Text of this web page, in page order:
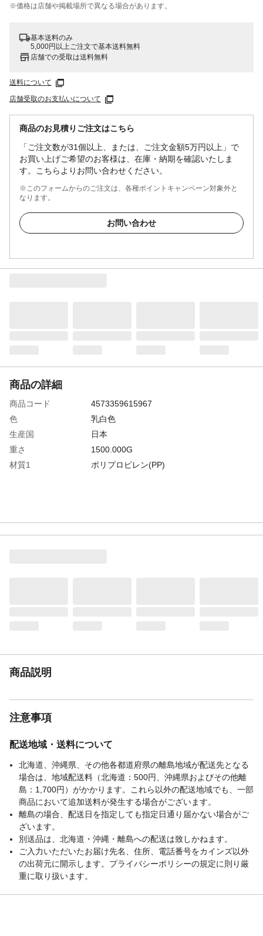
※価格は​店舗や​掲載場所で​異なる​場合が​あります。
基本送料のみ
5,000円以上ご注文で基本送料無料
店舗での受取は送料無料
送料について
店舗受取のお支払いについて
商品のお見積りご注文はこちら
「ご注文数が31個以上、または、ご注文金額5万円以上」で
お買い上げご希望のお客様は、在庫・納期を確認いたしま
す。こちらよりお問い合わせください。
※このフォームからのご注文は、各種ポイントキャンペーン対象外と
なります。
お問い合わせ
商品の詳細
商品コード
4573359615967
色
乳白色
生産国
日本
重さ
1500.000G
材質1
ポリプロピレン(PP)
商品説明
注意事項
配送地域・送料について
北海道、沖縄県、その他各都道府県の離島地域が配送先となる
場合は、地域配送料（北海道：500円、沖縄県およびその他離
島：1,700円）がかかります。これら以外の配送地域でも、一部
商品において追加送料が発生する場合がございます。
離島の場合、配送日を指定しても指定日通り届かない場合がご
ざいます。
別送品は、北海道・沖縄・離島への配送は致しかねます。
ご入力いただいたお届け先名、住所、電話番号をカインズ以外
の出荷元に開示します。プライバシーポリシーの規定に則り厳
重に取り扱います。